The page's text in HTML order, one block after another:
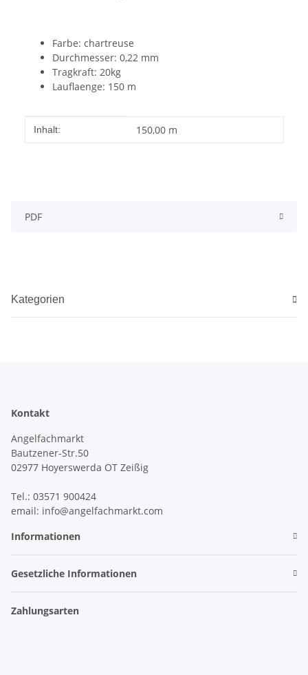
Farbe: chartreuse
Durchmesser: 0,22 mm
Tragkraft: 20kg
Lauflaenge: 150 m
Produkteigenschaft
Wert
Inhalt: 150,00 m
PDF
Kategorien
Kontakt
Angelfachmarkt
Bautzener-Str.50
02977 Hoyerswerda OT Zeißig
Tel.: 03571 900424
email: info@angelfachmarkt.com
Informationen
Gesetzliche Informationen
Zahlungsarten